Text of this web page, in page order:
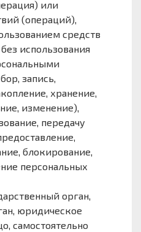
или
(операций),
средств
использования
запись,
хранение,
изменение),
передачу
блокирование,
персональных
орган,
юридическое
самостоятельно